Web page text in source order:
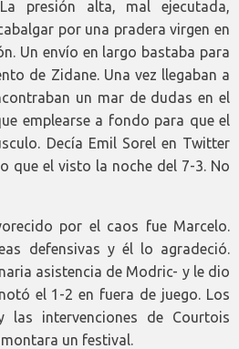
presión alta, mal ejecutada,
por una pradera virgen en
Un envío en largo bastaba para
de Zidane. Una vez llegaban a
un mar de dudas en el
emplearse a fondo para que el
Decía Emil Sorel en Twitter
que el visto la noche del 7-3. No
por el caos fue Marcelo.
defensivas y él lo agradeció.
asistencia de Modric- y le dio
el 1-2 en fuera de juego. Los
las intervenciones de Courtois
un festival.